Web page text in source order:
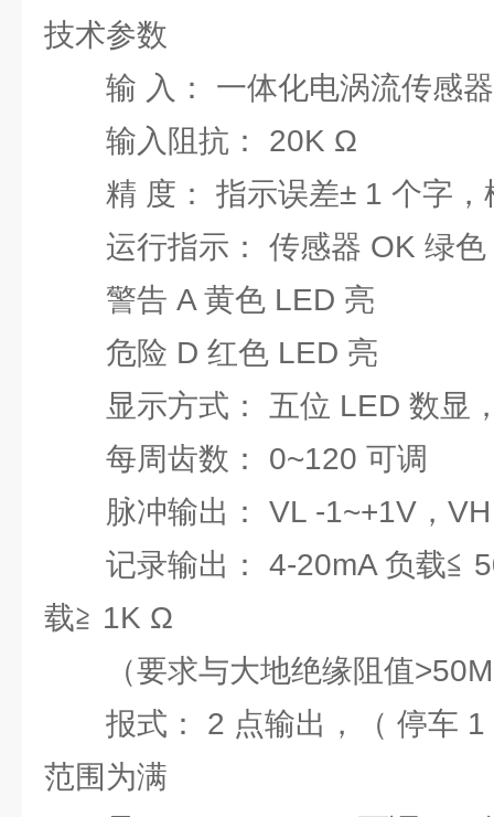
技术参数
输 入： 一体化电涡流传感器
输入阻抗： 20K Ω
精 度： 指示误差± 1 个字，
运行指示： 传感器 OK 绿色
警告 A 黄色 LED 亮
危险 D 红色 LED 亮
显示方式： 五位 LED 数显
每周齿数： 0~120 可调
脉冲输出： VL -1~+1V，VH
记录输出： 4-20mA 负载≦
载≧ 1K Ω
（要求与大地绝缘阻值
报式： 2 点输出，（ 停车 1
范围为满